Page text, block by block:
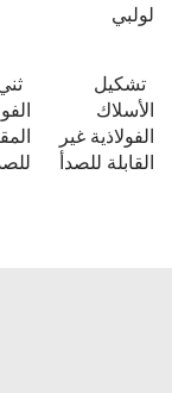
لولبي
تشكيل
الأسلاك
الفولاذية غير
القابلة للصدأ